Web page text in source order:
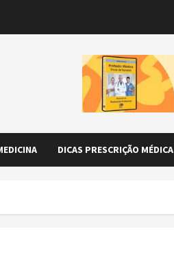
DICAS PRESCRIÇÃO MÉDICA